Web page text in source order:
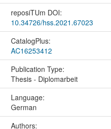
reposiTUm DOI:
10.34726/hss.2021.67023
CatalogPlus:
AC16253412
Publication Type:
Thesis - Diplomarbeit
Language:
German
Authors: